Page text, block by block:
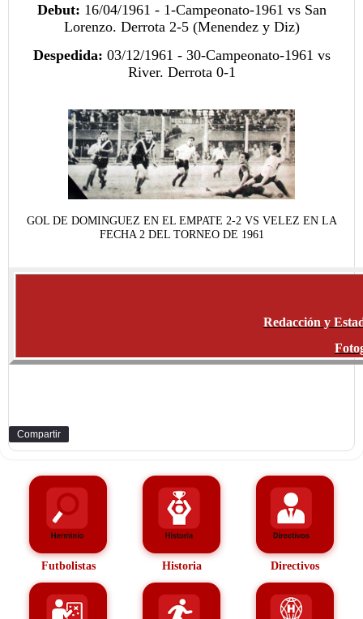
Debut: 16/04/1961 - 1-Campeonato-1961 vs San
Lorenzo. Derrota 2-5 (Menendez y Diz)
Despedida: 03/12/1961 - 30-Campeonato-1961 vs
River. Derrota 0-1
GOL DE DOMINGUEZ EN EL EMPATE 2-2 VS VELEZ EN LA
FECHA 2 DEL TORNEO DE 1961
Redacción y
Compartir
Futbolistas Historia Directivos